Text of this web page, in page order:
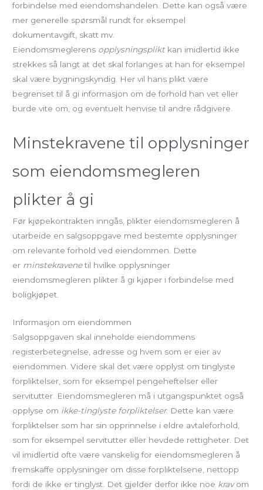
forbindelse med eiendomshandelen. Dette kan også være
mer generelle spørsmål rundt for eksempel
dokumentavgift, skatt mv.
Eiendomsmeglerens opplysningspliktkan imidlertid ikke
strekkes så langt at det skal forlanges at han for eksempel
skal være bygningskyndig. Her vil hans plikt være
begrenset til å gi informasjon om de forhold han vet eller
burde vite om, og eventuelt henvise til andre rådgivere.
Minstekravene til opplysninger
som eiendomsmegleren
plikter å gi
Før kjøpekontrakten inngås, plikter eiendomsmegleren å
utarbeide en salgsoppgave med bestemte opplysninger
om relevante forhold ved eiendommen. Dette
er minstekravenetil hvilke opplysninger
eiendomsmegleren plikter å gi kjøper i forbindelse med
boligkjøpet.
Informasjon om eiendommen
Salgsoppgaven skal inneholde eiendommens
registerbetegnelse, adresse og hvem som er eier av
eiendommen. Videre skal det være opplyst om tinglyste
forpliktelser, som for eksempel pengeheftelser eller
servitutter. Eiendomsmegleren må i utgangspunktet også
opplyse om ikke-tinglyste forpliktelser. Dette kan være
forpliktelser som har sin opprinnelse i eldre avtaleforhold,
som for eksempel servitutter eller hevdede rettigheter. Det
vil imidlertid ofte være vanskelig for eiendomsmegleren å
fremskaffe opplysninger om disse forpliktelsene, nettopp
fordi de ikke er tinglyst. Det gjelder derfor ikke noe kravom